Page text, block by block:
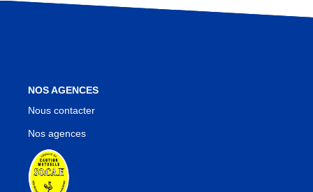
NOS AGENCES
Nous contacter
Nos agences